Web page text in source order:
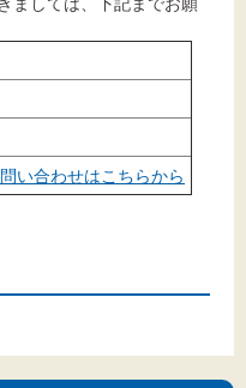
い合わせはこちらから